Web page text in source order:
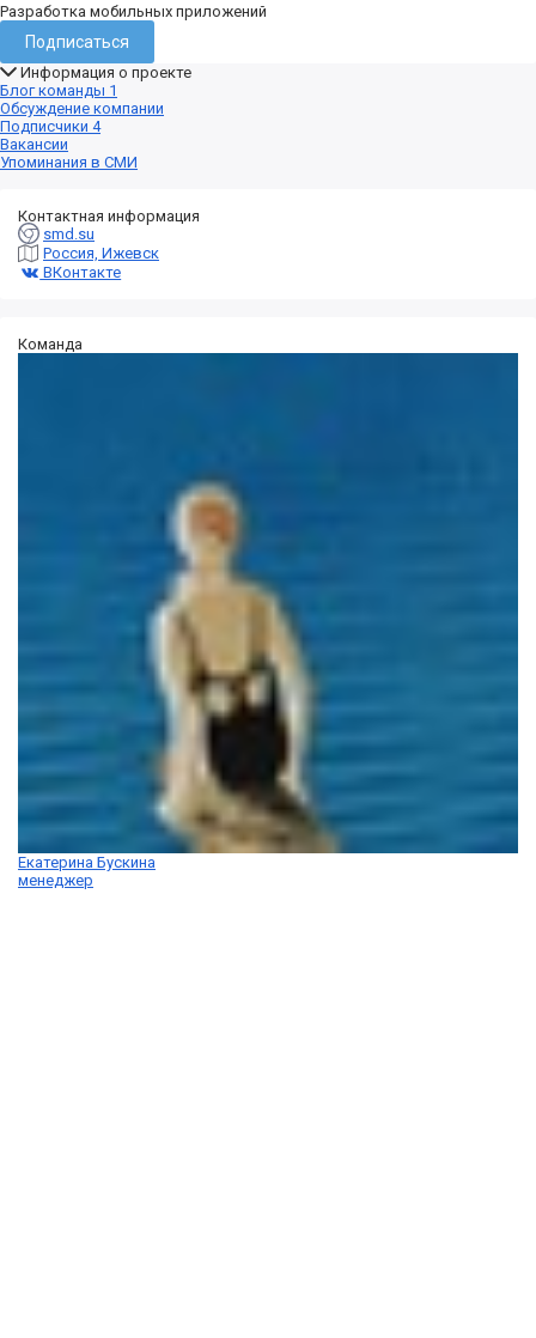
Разработка мобильных приложений
Подписаться
Информация о проекте
Блог команды 1
Обсуждение компании
Подписчики 4
Вакансии
Упоминания в СМИ
Контактная информация
smd.su
Россия, Ижевск
ВКонтакте
Команда
Екатерина Бускина
менеджер